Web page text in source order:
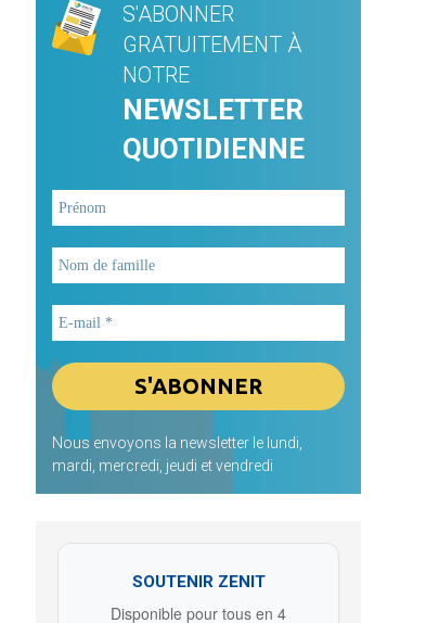
S'ABONNER
GRATUITEMENT À
NOTRE
NEWSLETTER
QUOTIDIENNE
Nous envoyons la newsletter le lundi,
mardi, mercredi, jeudi et vendredi
SOUTENIR ZENIT
Disponible pour tous en 4